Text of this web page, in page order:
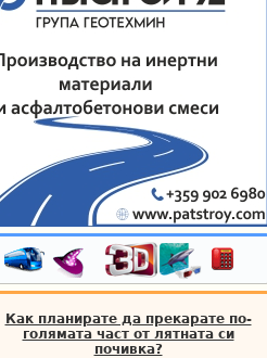
Как планирате да прекарате по-
голямата част от лятната си
почивка?